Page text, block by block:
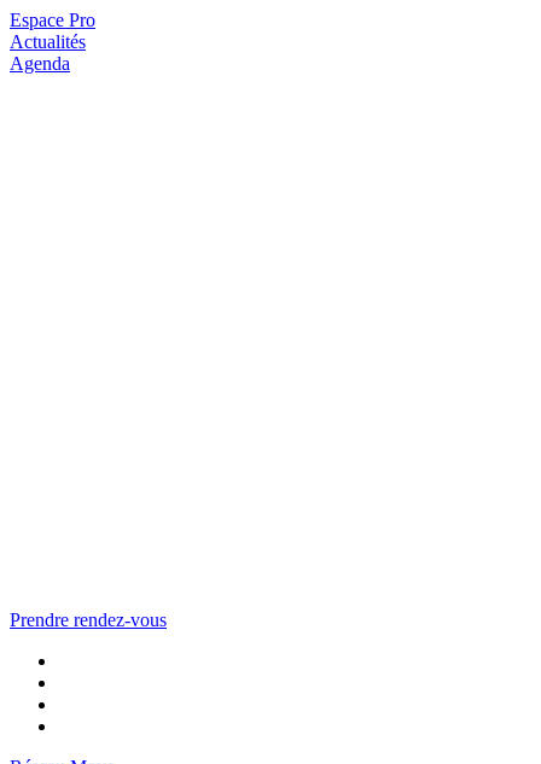
Espace Pro
Actualités
Agenda
Prendre rendez-vous